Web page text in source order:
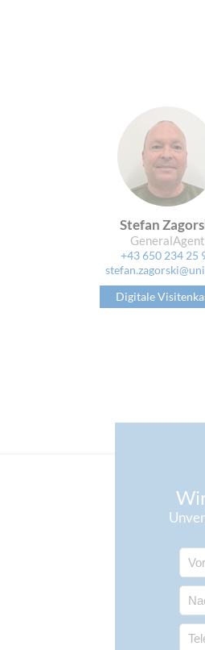
Stefan
GeneralAgent
+43 650 234 25
Digitale